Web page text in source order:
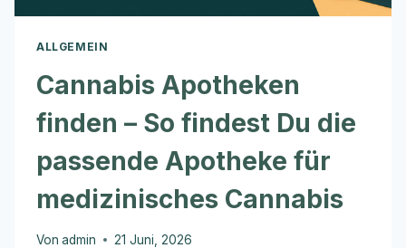
ALLGEMEIN
Cannabis Apotheken
finden – So findest Du die
passende Apotheke für
medizinisches Cannabis
Von admin 21 Juni, 2026